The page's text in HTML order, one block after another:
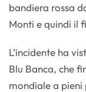
bandiera rossa
Monti e quindi il
L’incidente ha
Blu Banca, che
mondiale a